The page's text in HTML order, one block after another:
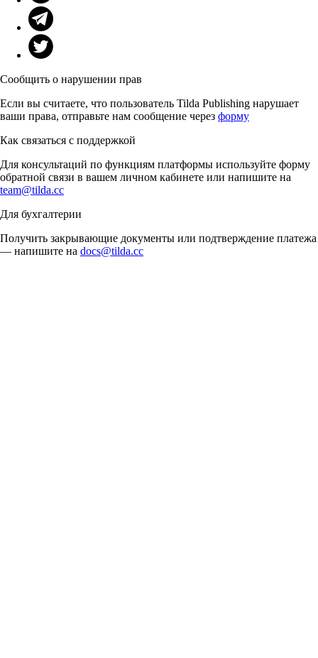
Сообщить о нарушении прав
Если вы считаете, что пользователь Tilda Publishing нарушает
ваши права, отправьте нам сообщение через форму
Как связаться с поддержкой
Для консультаций по функциям платформы используйте форму
обратной связи в вашем личном кабинете или напишите на
team@tilda.cc
Для бухгалтерии
Получить закрывающие документы или подтверждение платежа
— напишите на docs@tilda.cc